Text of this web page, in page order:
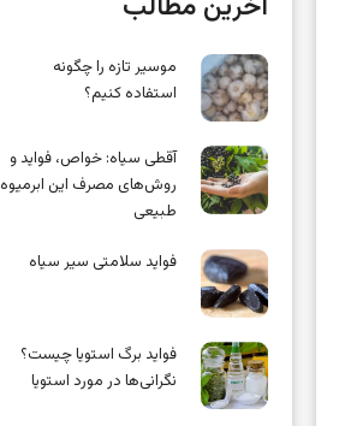
موسیر تازه را چگونه
استفاده کنیم؟
آقطی سیاه: خواص، فواید و
روش‌های مصرف این ابرمیوه
طبیعی
فواید سلامتی سیر سیاه
فواید برگ استویا چیست؟
نگرانی‌ها در مورد استویا